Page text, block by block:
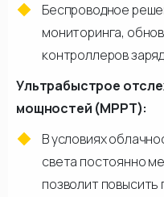
Беспроводное
мониторинга,
контроллеров
Ультрабыстрое
мощностей (MPPT):
В условиях
света постоянно
позволит повысить